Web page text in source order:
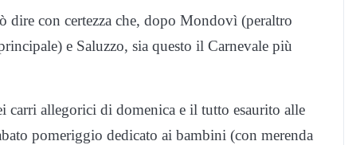
dire con certezza che, dopo Mondovì (peraltro
e Saluzzo, sia questo il Carnevale più
carri allegorici di domenica e il tutto esaurito alle
pomeriggio dedicato ai bambini (con merenda